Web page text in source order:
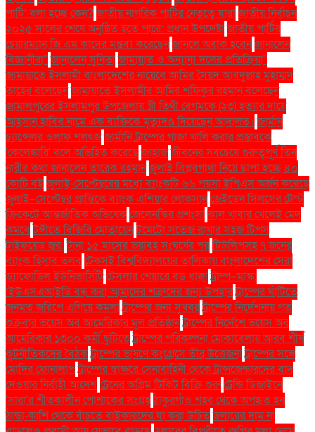
পার্টি’ বলা হচ্ছে কেন? জাতীয় নাগরিক পার্টির নেতৃত্বে যারাজাতীয় নির্বাচন
২০২৫ সালের শেষে অনুষ্ঠিত হতে পারে: প্রধান উপদেষ্টাজাতীয় পার্টির
চেয়ারম্যান জি এম কাদের মন্তব্য করেছেনজানলে অবাক হবেনজানালেন
বিজ্ঞানীরা" জানালেন সুনিতাজামায়াত ও অন্যান্য দলের প্রতিক্রিয়া''
জামায়াতে ইসলামী বাংলাদেশের নায়েবে আমির সৈয়দ আবদুল্লাহ মুহাম্মদ
তাহের বলেছেনজামায়াতে ইসলামীর আমির শফিকুর রহমান বলেছেন
জামালপুরের ইসলামপুর উপজেলায় স্ত্রী তিথী বেগমকে (২৩) হত্যার দায়ে
আহসান হাবিব নামে এক ব্যক্তিকে মৃত্যুদণ্ড দিয়েছেন আদালত। জার্মান
চ্যান্সেলর ওলাফ শলৎজজার্মানি ট্রাম্পের গাজা খালি করার প্রস্তাবকে
'কেলেঙ্কারি' বলে অভিহিত করেছেজাহাজজীবনের সবচেয়ে গুরুত্বপূর্ণ তিন
নারীর কথা জানালেন তারেক রহমানজুলাই বিপ্লবগাথা নিয়ে ছাপা হচ্ছে ৪০
কোটি বইজুলাই-সেপ্টেম্বরের মধ্যে ব্যাংকটি ৬৬ পয়সা ইপিএস অর্জন করেছে
জুলাই–সেপ্টেম্বর প্রান্তিকে ব্যাংক এশিয়ার লোকসানজেইডেন সিলসের টেস্ট
ক্রিকেটে আন্তর্জাতিক অভিষেকজেলেনস্কির প্রশংসাঝাল খাবার খেলেই মেদ
কমবেটঙ্গীতে বিজিবি মোতায়েনটমেটো সতেজ রাখার সহজ টিপস
টাইফয়েড জ্বর:টানা ১৫ মাসের ভয়াবহ সংঘর্ষের পরটিউলিপসহ ৭ জনের
ব্যাংক হিসাব তলবটেকসই বিশ্ববিদ্যালয়ের তালিকায় বাংলাদেশের সেরা
ড্যাফোডিল ইউনিভার্সিটিটেসলার শেয়ারে বড় ধাক্কাট্রাম্প–মাস্ক:
‘ইউএসএআইডি বন্ধ করা আমাদের শত্রুদের জন্য উপহারট্রাম্পের ঘাঁটিতে
জনমত জরিপে এগিয়ে কমলাট্রাম্পের জন্য সুখবরট্রাম্পের নির্দেশনায় গত
শুক্রবার ভয়েস অব আমেরিকার মূল প্রতিষ্ঠানট্রাম্পের নির্দেশে ভয়েস অব
আমেরিকার ১৩০০ কর্মী ছুটিতেট্রাম্পের পরিকল্পনা মোকাবেলায় আরব শীর্ষ
কূটনীতিকদের বৈঠকট্রাম্পের ভাষণে কংগ্রেসে তীব্র উত্তেজনাট্রাম্পের সঙ্গে
মোদির ফোনালাপট্রাম্পের স্বাক্ষরে সেনাবাহিনী থেকে ট্রান্সজেন্ডারদের বাদ
দেওয়ার নির্বাহী আদেশট্রেনের অগ্রিম টিকিট বিক্রি শুরুট্রেন্ডি ডিজাইনে
'সারা'র শীতকালীন পোশাকের সংগ্রহঠাকুরগাঁও শহর থেকে অপহৃত হন
ঠান্ডা-কাশি থেকে বাঁচতে বাইকারদের যা করা উচিতডলারের দাম না